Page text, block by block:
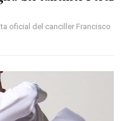
oficial del canciller Francisco